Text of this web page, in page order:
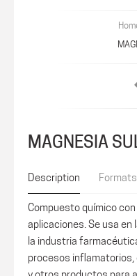
MAGNESIA
Description
Compuesto químico
aplicaciones. Se usa
la industria
procesos inflamatorios,